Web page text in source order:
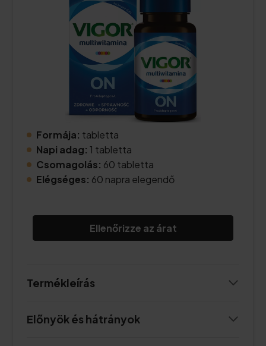
Formája: tabletta
Napi adag: 1 tabletta
Csomagolás: 60 tabletta
Elégséges: 60 napra elegendő
Ellenőrizze az árat
Termékleírás
Előnyök és hátrányok